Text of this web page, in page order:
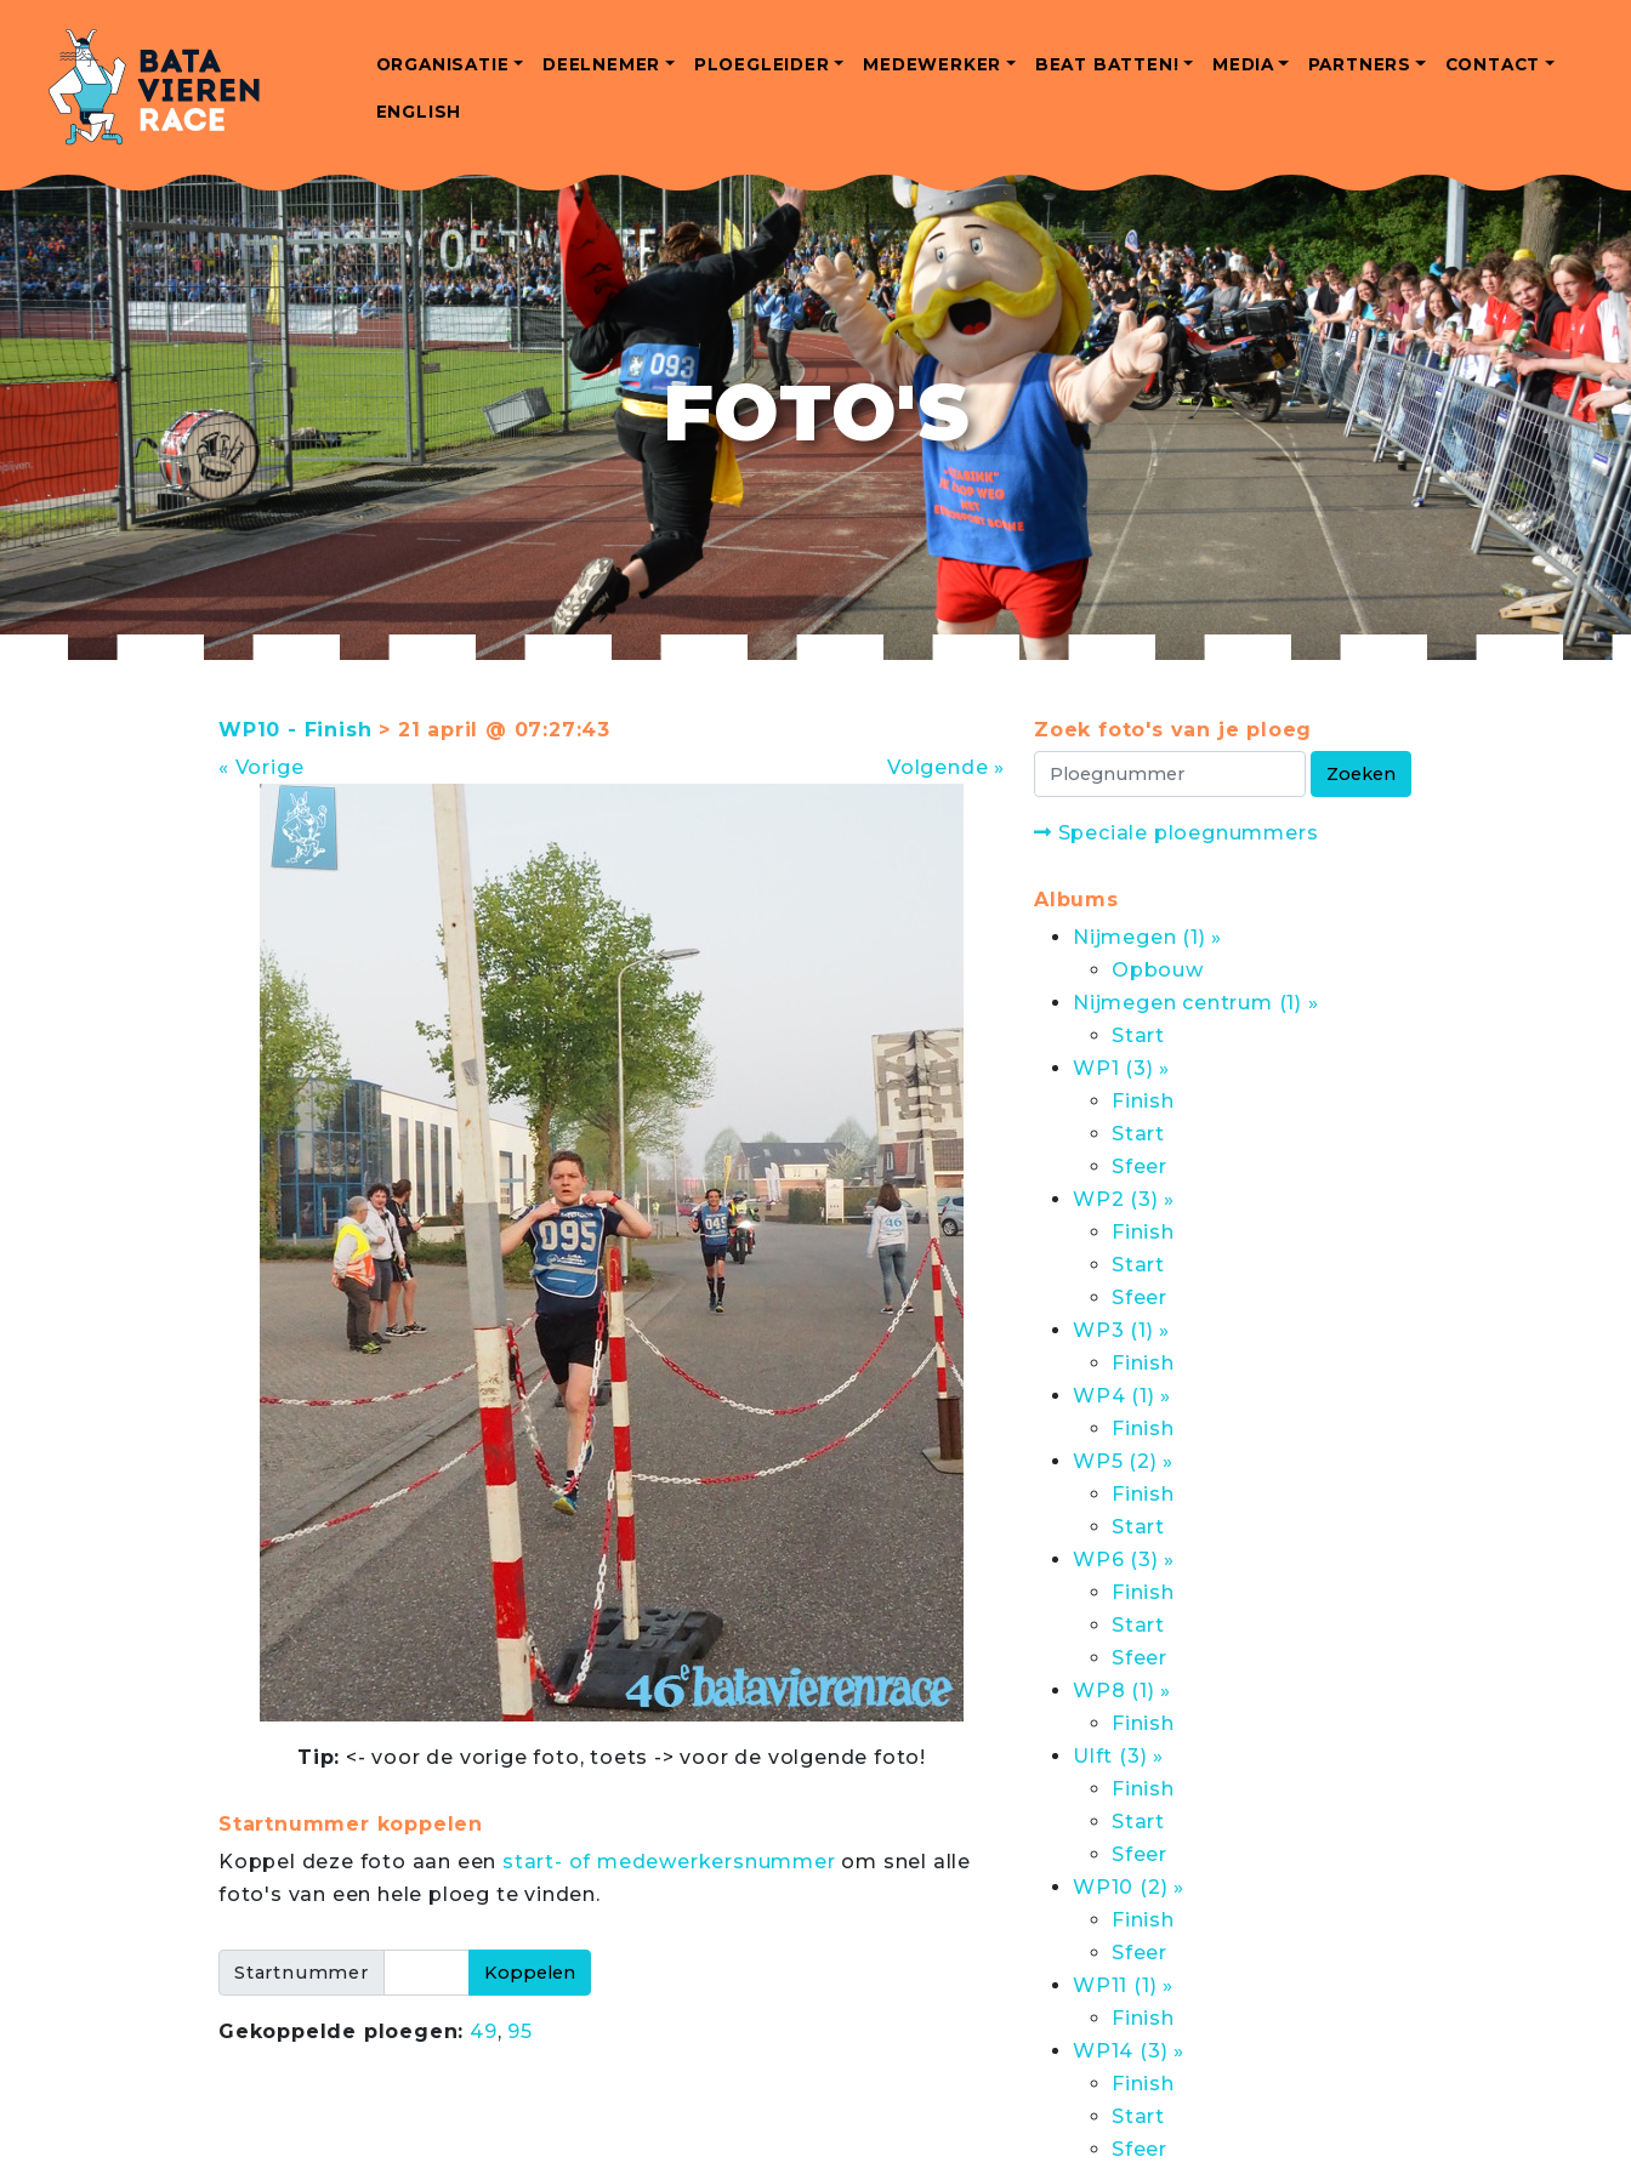
ORGANISATIE DEELNEMER PLOEGLEIDER MEDEWERKER BEAT BATTEN! MEDIA PARTNERS CONTACT
ENGLISH
FOTO'S
WP10 - Finish > 21 april @ 07:27:43
« Vorige
Volgende »
Tip: <- voor de vorige foto, toets -> voor de volgende foto!
Startnummer koppelen
Koppel deze foto aan een start- of medewerkersnummer om snel alle
foto's van een hele ploeg te vinden.
Startnummer
Gekoppelde ploegen: 49, 95
Zoek foto's van je ploeg
Speciale ploegnummers
Albums
Nijmegen (1) »
Opbouw
Nijmegen centrum (1) »
Start
WP1 (3) »
Finish
Start
Sfeer
WP2 (3) »
Finish
Start
Sfeer
WP3 (1) »
Finish
WP4 (1) »
Finish
WP5 (2) »
Finish
Start
WP6 (3) »
Finish
Start
Sfeer
WP8 (1) »
Finish
Ulft (3) »
Finish
Start
Sfeer
WP10 (2) »
Finish
Sfeer
WP11 (1) »
Finish
WP14 (3) »
Finish
Start
Sfeer